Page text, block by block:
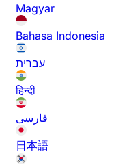
Magyar
Bahasa Indonesia
עברית
हिन्दी
فارسی
日本語